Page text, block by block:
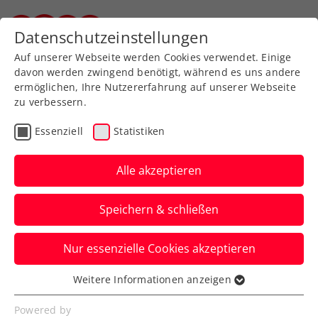
Aktuelle News
News filtern
Datenschutzeinstellungen
Auf unserer Webseite werden Cookies verwendet. Einige
davon werden zwingend benötigt, während es uns andere
ermöglichen, Ihre Nutzererfahrung auf unserer Webseite
zu verbessern.
Essenziell Statistiken
Alle akzeptieren
Speichern & schließen
Nur essenzielle Cookies akzeptieren
Essenziell
Essenzielle Cookies werden für grundlegende
Weitere Informationen anzeigen
Powered by